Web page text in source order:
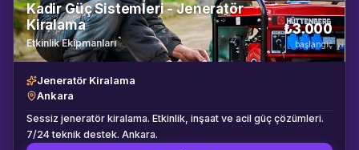
Kadir Güç Sistemleri - Jeneratör
Kiralama
Etkinlik Ekipmanları
₺3.000
başlangıç
Jeneratör Kiralama
Ankara
Sessiz jeneratör kiralama. Etkinlik, inşaat ve acil güç çözümleri.
7/24 teknik destek. Ankara.